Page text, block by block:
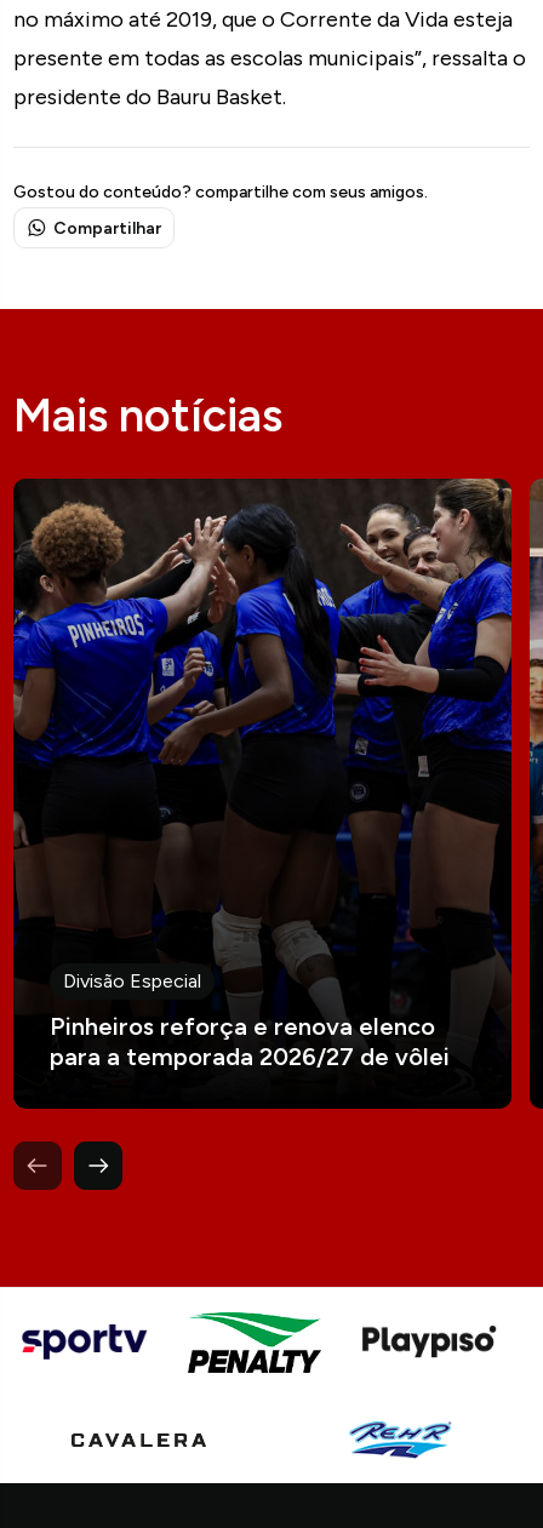
no máximo até 2019, que o Corrente da Vida esteja
presente em todas as escolas municipais”, ressalta o
presidente do Bauru Basket.
Gostou do conteúdo? compartilhe com seus amigos.
Compartilhar
Mais notícias
Divisão Especial
Pinheiros reforça e renova elenco
para a temporada 2026/27 de vôlei